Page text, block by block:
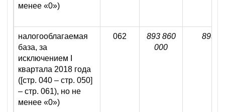
менее «0»)
налогооблагаемая
база, за
исключением I
квартала 2018 года
([стр. 040 – стр. 050]
– стр. 061), но не
менее «0»)
062
893 860
000
893